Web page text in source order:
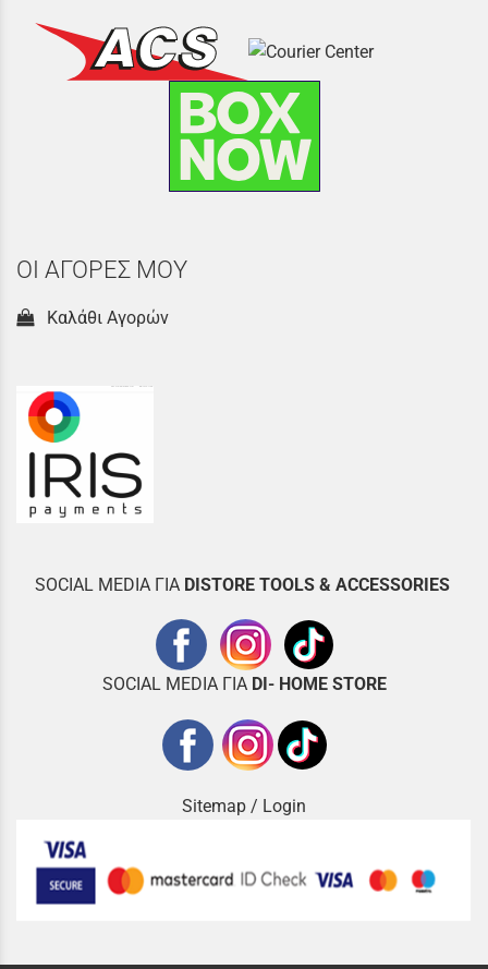
ΟΙ ΑΓΟΡΕΣ ΜΟΥ
Καλάθι Αγορών
SOCIAL MEDIA ΓΙΑ DISTORE TOOLS & ACCESSORIES
SOCIAL MEDIA ΓΙΑ DI- HOME STORE
Sitemap / Login